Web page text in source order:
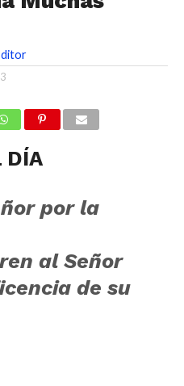
DÍA
por la
alSeñor
de su